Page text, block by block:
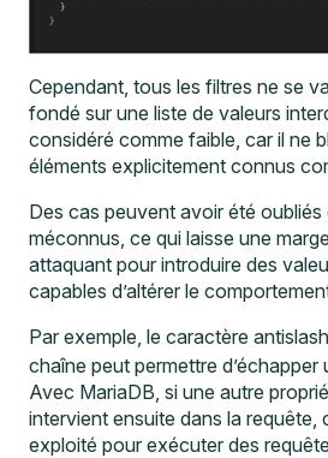
Cependant, tous les filtres ne se
fondé sur une liste de valeurs
considéré comme faible, car il ne
éléments explicitement connus
Des cas peuvent avoir été
méconnus, ce qui laisse une
attaquant pour introduire des
capables d’altérer le
Par exemple, le caractère
chaîne peut permettre d’échapper
Avec MariaDB, si une autre
intervient ensuite dans la requête,
exploité pour exécuter des